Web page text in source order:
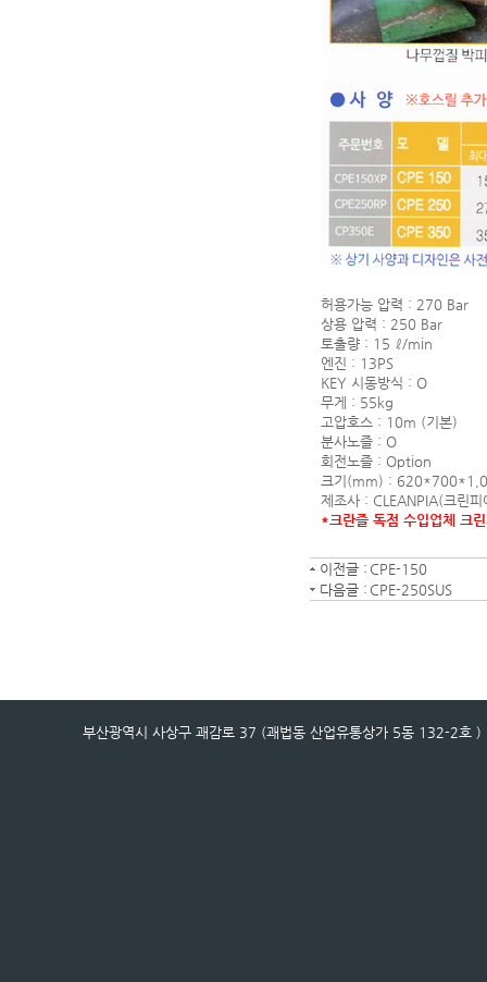
허용가능 압력 : 270 Bar
상용 압력 : 250 Bar
토출량 : 15 ℓ/min
엔진 : 13PS
KEY 시동방식 : O
무게 : 55kg
고압호스 : 10m (기본)
분사노즐 : O
회전노즐 : Option
크기(mm) :
제조사 : CLEANPIA(크린피
*크란즐 독점 수입업체 크
이전글 : CPE-150
다음글 : CPE-250SUS
부산광역시 사상구 괘감로 37 (괘법동 산업유통상가 5동